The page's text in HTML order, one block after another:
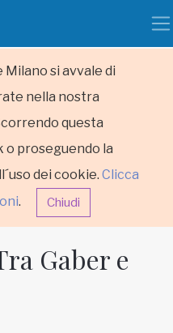
si avvale di
nella nostra
questa
o proseguendo la
dei cookie. Clicca
. Chiudi
Gaber e